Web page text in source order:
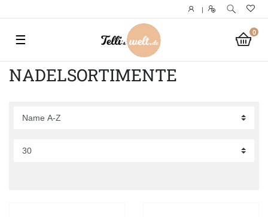
|
0
☰
NADELSORTIMENTE